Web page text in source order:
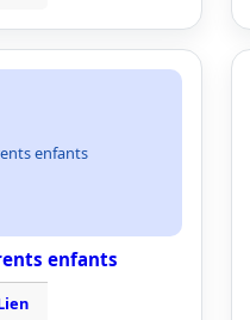
enfants
enfants